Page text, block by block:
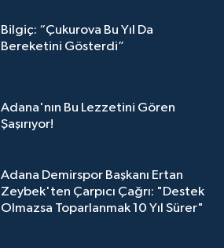
Bilgiç: “Çukurova Bu Yıl Da
Bereketini Gösterdi”
Adana'nın Bu Lezzetini Gören
Şaşırıyor!
Adana Demirspor Başkanı Ertan
Zeybek'ten Çarpıcı Çağrı: "Destek
Olmazsa Toparlanmak 10 Yıl Sürer"